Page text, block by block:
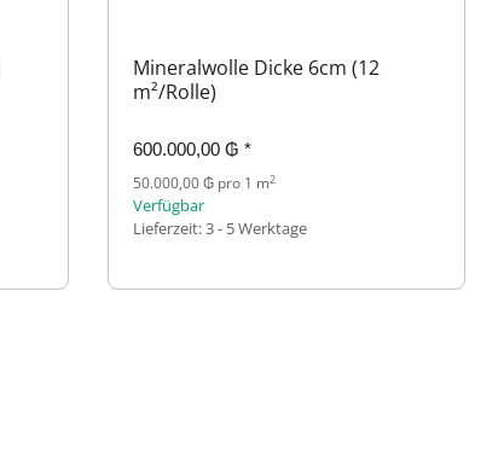
Mineralwolle Dicke 6cm (12
m²/Rolle)
600.000,00 ₲ *
50.000,00 ₲ pro 1 m2
Verfügbar
Lieferzeit:3 - 5 Werktage